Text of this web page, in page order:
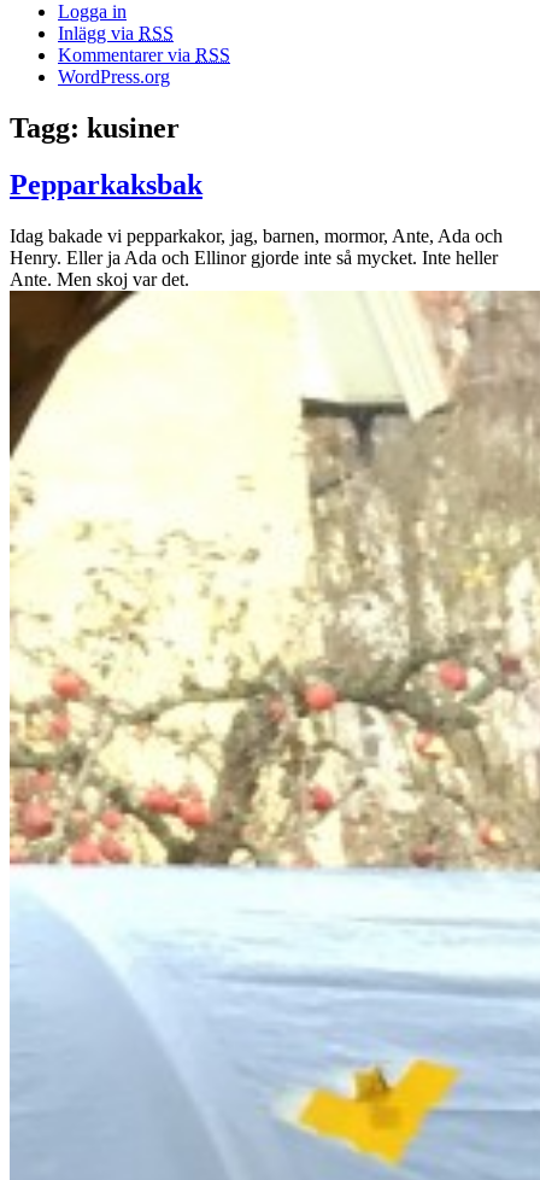
Logga in
Inlägg via RSS
Kommentarer via RSS
WordPress.org
Tagg: kusiner
Pepparkaksbak
Idag bakade vi pepparkakor, jag, barnen, mormor, Ante, Ada och
Henry. Eller ja Ada och Ellinor gjorde inte så mycket. Inte heller
Ante. Men skoj var det.